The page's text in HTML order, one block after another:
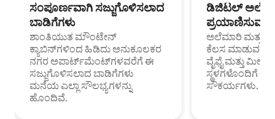
ಸಂಪೂರ್ಣವಾಗಿ ಸಜ್ಜುಗೊಳಿಸಲಾದ
ಬಾಡಿಗೆಗಳು
ಶಾಂತಿಯುತ ಮೌಂಟೇನ್
ಕ್ಯಾಬಿನ್‌ಗಳಿಂದ ಹಿಡಿದು ಅನುಕೂಲಕರ
ನಗರ ಅಪಾರ್ಟ್‌ಮೆಂಟ್‌ಗಳವರೆಗೆ ಈ
ಸಜ್ಜುಗೊಳಿಸಲಾದ ಬಾಡಿಗೆಗಳು
ಮನೆಯ ಎಲ್ಲಾ ಸೌಲಭ್ಯಗಳನ್ನು
ಹೊಂದಿವೆ.
ಡಿಜಿಟಲ್
ಪ್ರಯಾಣಿಸುವ
ಅಲೆಮಾರಿ ಮತ್ತು
ಕೆಲಸ ಮಾಡುವ
ವೈಫೈ ಮತ್ತು
ಸ್ಥಳಗಳೊಂದಿಗೆ
ಸೌಕರ್ಯಗಳು.